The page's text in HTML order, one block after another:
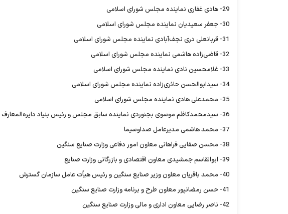
29- هادی غفاری نماینده مجلس شورای اسلامی
30- جعفر سعیدیان نماینده مجلس شورای اسلامی
31- قربانعلی دری نجف‌آبادی نماینده مجلس شورای اسلامی
32- قاضی‌زاده هاشمی نماینده مجلس شورای اسلامی
33- غلامحسین نادی نماینده مجلس شورای اسلامی
34- سیدابوالحسن حائری‌زاده نماینده مجلس شورای اسلامی
35- محمدعلی هادی نماینده مجلس شورای اسلامی
36- سیدمحمدکاظم موسوی بجنوردی نماینده سابق مجلس و رئیس بنیاد دایره‌المعارف بزرگ اسلامی
37- محمد هاشمی مدیرعامل صداوسیما
38- محسن صفایی فراهانی معاون امور دفاعی وزارت صنایع سنگین
39- ابوالقاسم جمشیدی معاون اقتصادی و بازرگانی وزارت صنایع
40- محمد باقریان معاون وزیر صنایع سنگین و رئیس هیأت عامل سازمان گسترش
41- حسن رمضانپور معاون طرح و برنامه وزارت صنایع سنگین
42- ناصر رضایی معاون اداری و مالی وزارت صنایع سنگین